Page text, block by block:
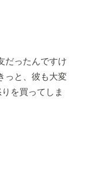
だったんですけ
っと、彼も大変
を買ってしま